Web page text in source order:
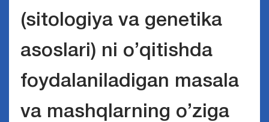
(sitologiya va genetika
asoslari) ni o’qitishda
foydalaniladigan masala
va mashqlarning o’ziga